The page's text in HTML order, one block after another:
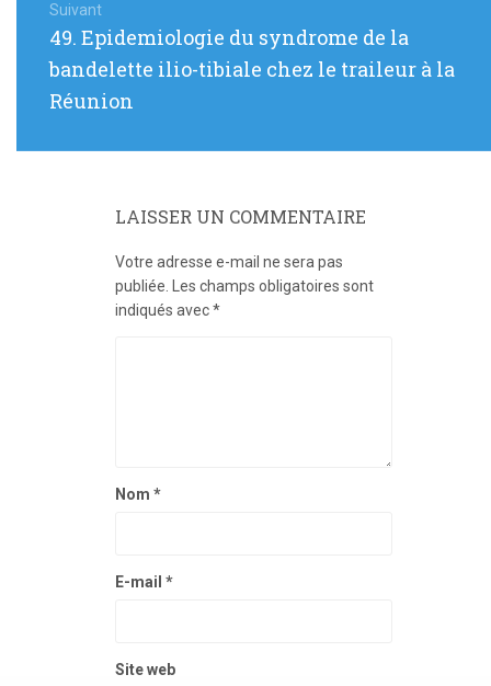
de
l’article
Suivant
Article
:
49. Epidemiologie du syndrome de la
bandelette ilio-tibiale chez le traileur à la
Réunion
LAISSER UN COMMENTAIRE
Votre adresse e-mail ne sera pas
publiée.
Les champs obligatoires sont
indiqués avec*
Nom *
E-mail *
Site web